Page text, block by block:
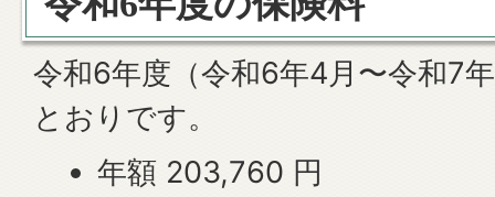
令和6年度（令和6年4月〜令和7
とおりです。
年額 203,760 円